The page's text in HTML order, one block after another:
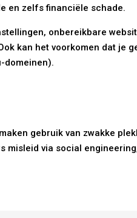
en zelfs financiële schade.
onbereikbare
kan het voorkomen dat je
domeinen).
gebruik van zwakke
misleid via social